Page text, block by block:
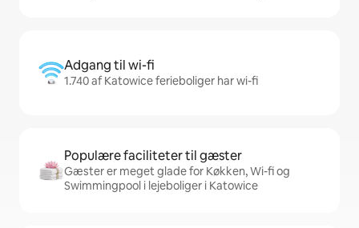
Adgang til wi-fi
1.740 af Katowice ferieboliger har wi-fi
Populære faciliteter til gæster
Gæster er meget glade for Køkken, Wi-fi og
Swimmingpool i lejeboliger i Katowice